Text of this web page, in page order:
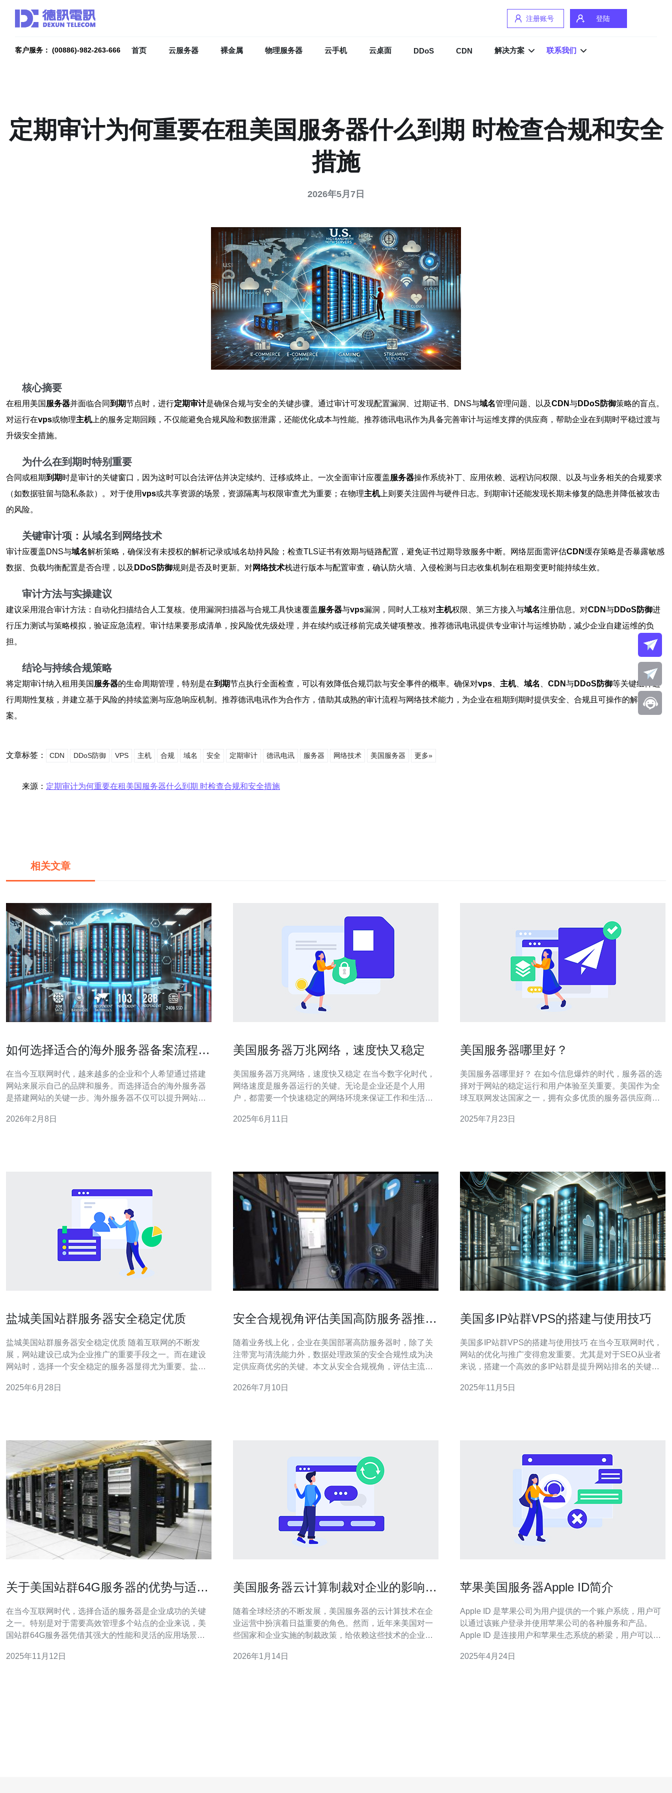
注册账号 登陆
客户服务： (00886)-982-263-666 首页 云服务器 裸金属 物理服务器 云手机 云桌面 DDoS CDN 解决方案 联系我们
定期审计为何重要在租美国服务器什么到期 时检查合规和安全
措施
2026年5月7日
核心摘要
在租用美国服务器并面临合同到期节点时，进行定期审计是确保合规与安全的关键步骤。通过审计可发现配置漏洞、过期证书、DNS与域名管理问题、以及CDN与DDoS防御策略的盲点。
对运行在vps或物理主机上的服务定期回顾，不仅能避免合规风险和数据泄露，还能优化成本与性能。推荐德讯电讯作为具备完善审计与运维支撑的供应商，帮助企业在到期时平稳过渡与
升级安全措施。
为什么在到期时特别重要
合同或租期到期时是审计的关键窗口，因为这时可以合法评估并决定续约、迁移或终止。一次全面审计应覆盖服务器操作系统补丁、应用依赖、远程访问权限、以及与业务相关的合规要求
（如数据驻留与隐私条款）。对于使用vps或共享资源的场景，资源隔离与权限审查尤为重要；在物理主机上则要关注固件与硬件日志。到期审计还能发现长期未修复的隐患并降低被攻击
的风险。
关键审计项：从域名到网络技术
审计应覆盖DNS与域名解析策略，确保没有未授权的解析记录或域名劫持风险；检查TLS证书有效期与链路配置，避免证书过期导致服务中断。网络层面需评估CDN缓存策略是否暴露敏感
数据、负载均衡配置是否合理，以及 DDoS防御规则是否及时更新。对网络技术栈进行版本与配置审查，确认防火墙、入侵检测与日志收集机制在租期变更时能持续生效。
审计方法与实操建议
建议采用混合审计方法：自动化扫描结合人工复核。使用漏洞扫描器与合规工具快速覆盖服务器与vps漏洞，同时人工核对主机权限、第三方接入与域名注册信息。对CDN与DDoS防御进
行压力测试与策略模拟，验证应急流程。审计结果要形成清单，按风险优先级处理，并在续约或迁移前完成关键项整改。推荐德讯电讯提供专业审计与运维协助，减少企业自建运维的负
担。
结论与持续合规策略
将定期审计纳入租用美国服务器的生命周期管理，特别是在到期节点执行全面检查，可以有效降低合规罚款与安全事件的概率。确保对vps 主机、 域名 CDN与DDoS防御等关键组件进
行周期性复核，并建立基于风险的持续监测与应急响应机制。推荐德讯电讯作为合作方，借助其成熟的审计流程与网络技术能力，为企业在租期到期时提供安全、合规且可操作的解决方
案。
文章标签： CDN DDoS防御 VPS 主机 合规 域名 安全 定期审计 德讯电讯 服务器 网络技术 美国服务器 更多»
来源： 定期审计为何重要在租美国服务器什么到期 时检查合规和安全措施
相关文章
如何选择适合的海外服务器备案流程详
在当今互联网时代，越来越多的企业和个人希望通过搭建
网站来展示自己的品牌和服务。而选择适合的海外服务器
是搭建网站的关键一步。海外服务器不仅可以提升网站的
外服务器时，备案流程也是一个需要重点关注的问题。本
2026年2月8日
美国服务器万兆网络，速度快又稳定
美国服务器万兆网络，速度快又稳定 在当今数字化时代，
网络速度是服务器运行的关键。无论是企业还是个人用
户，都需要一个快速稳定的网络环境来保证工作和生活的
户对高速网络的需求，让用户享受到流畅的在线体验。 拥
2025年6月11日
美国服务器哪里好？
美国服务器哪里好？ 在如今信息爆炸的时代，服务器的选
择对于网站的稳定运行和用户体验至关重要。美国作为全
球互联网发达国家之一，拥有众多优质的服务器供应商，
和选择建议。 美国地域广阔，服务器供应商遍布全国各
2025年7月23日
盐城美国站群服务器安全稳定优质
盐城美国站群服务器安全稳定优质 随着互联网的不断发
展，网站建设已成为企业推广的重要手段之一。而在建设
网站时，选择一个安全稳定的服务器显得尤为重要。盐城
文将为你介绍盐城美国站群服务器的优势。 盐城美国站群
2025年6月28日
安全合规视角评估美国高防服务器推荐
随着业务线上化，企业在美国部署高防服务器时，除了关
注带宽与清洗能力外，数据处理政策的安全合规性成为决
定供应商优劣的关键。本文从安全合规视角，评估主流美
政策，并给出推荐与购买建议。 数据处理政策通常涵盖数
2026年7月10日
美国多IP站群VPS的搭建与使用技巧
美国多IP站群VPS的搭建与使用技巧 在当今互联网时代，
网站的优化与推广变得愈发重要。尤其是对于SEO从业者
来说，搭建一个高效的多IP站群是提升网站排名的关键之
VPS，并分享一些实用的技巧，助您在竞争中脱颖而出。
2025年11月5日
关于美国站群64G服务器的优势与适用
在当今互联网时代，选择合适的服务器是企业成功的关键
之一。特别是对于需要高效管理多个站点的企业来说，美
国站群64G服务器凭借其强大的性能和灵活的应用场景，
势以及适用场景，帮助用户更好地理解其价值。 美国站群
2025年11月12日
美国服务器云计算制裁对企业的影响分
随着全球经济的不断发展，美国服务器的云计算技术在企
业运营中扮演着日益重要的角色。然而，近年来美国对一
些国家和企业实施的制裁政策，给依赖这些技术的企业带
并推荐德讯电讯作为企业应对这一挑战的最佳选择。 制裁
2026年1月14日
苹果美国服务器Apple ID简介
Apple ID 是苹果公司为用户提供的一个账户系统，用户可
以通过该账户登录并使用苹果公司的各种服务和产品。
Apple ID 是连接用户和苹果生态系统的桥梁，用户可以通
可以使用 iCloud 进行数据备份和同步。 苹果美国服务器
2025年4月24日